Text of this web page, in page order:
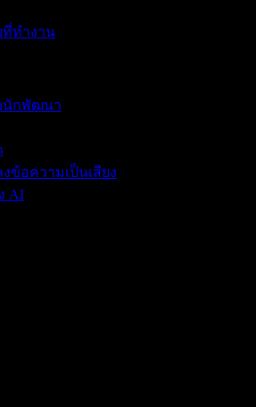
ที่ทำงาน
นักพัฒนา
ข้อความเป็นเสียง
AI